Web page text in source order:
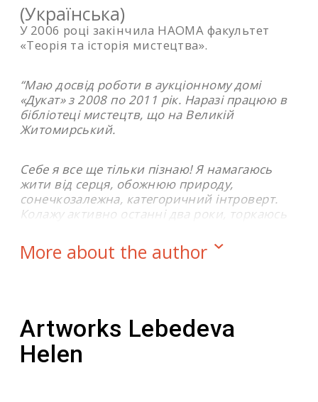
(Українська)
У 2006 році закінчила НАОМА факультет
«Теорія та історія мистецтва».
“Маю досвід роботи в аукціонному домі
«Дукат» з 2008 по 2011 рік. Наразі працюю в
бібліотеці мистецтв, що на Великій
Житомирський.
Себе я все ще тільки пізнаю! Я намагаюсь
жити від серця, обожнюю природу,
сонечкозалежна, категоричний інтроверт.
Колажу активно останні два роки, торкаюсь
паплюжу цілі художні альбоми, як,
наприклад, “Живопись первой пятилетки”,
More about the author
Artworks Lebedeva
Helen